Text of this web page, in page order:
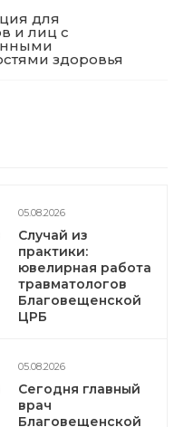
для
и лиц с
здоровья
05.08.2026
Случай из
практики:
ювелирная работа
травматологов
Благовещенской
ЦРБ
05.08.2026
Сегодня главный
врач
Благовещенской